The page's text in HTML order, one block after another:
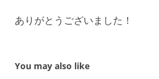
ありがとうございました！
You may also like